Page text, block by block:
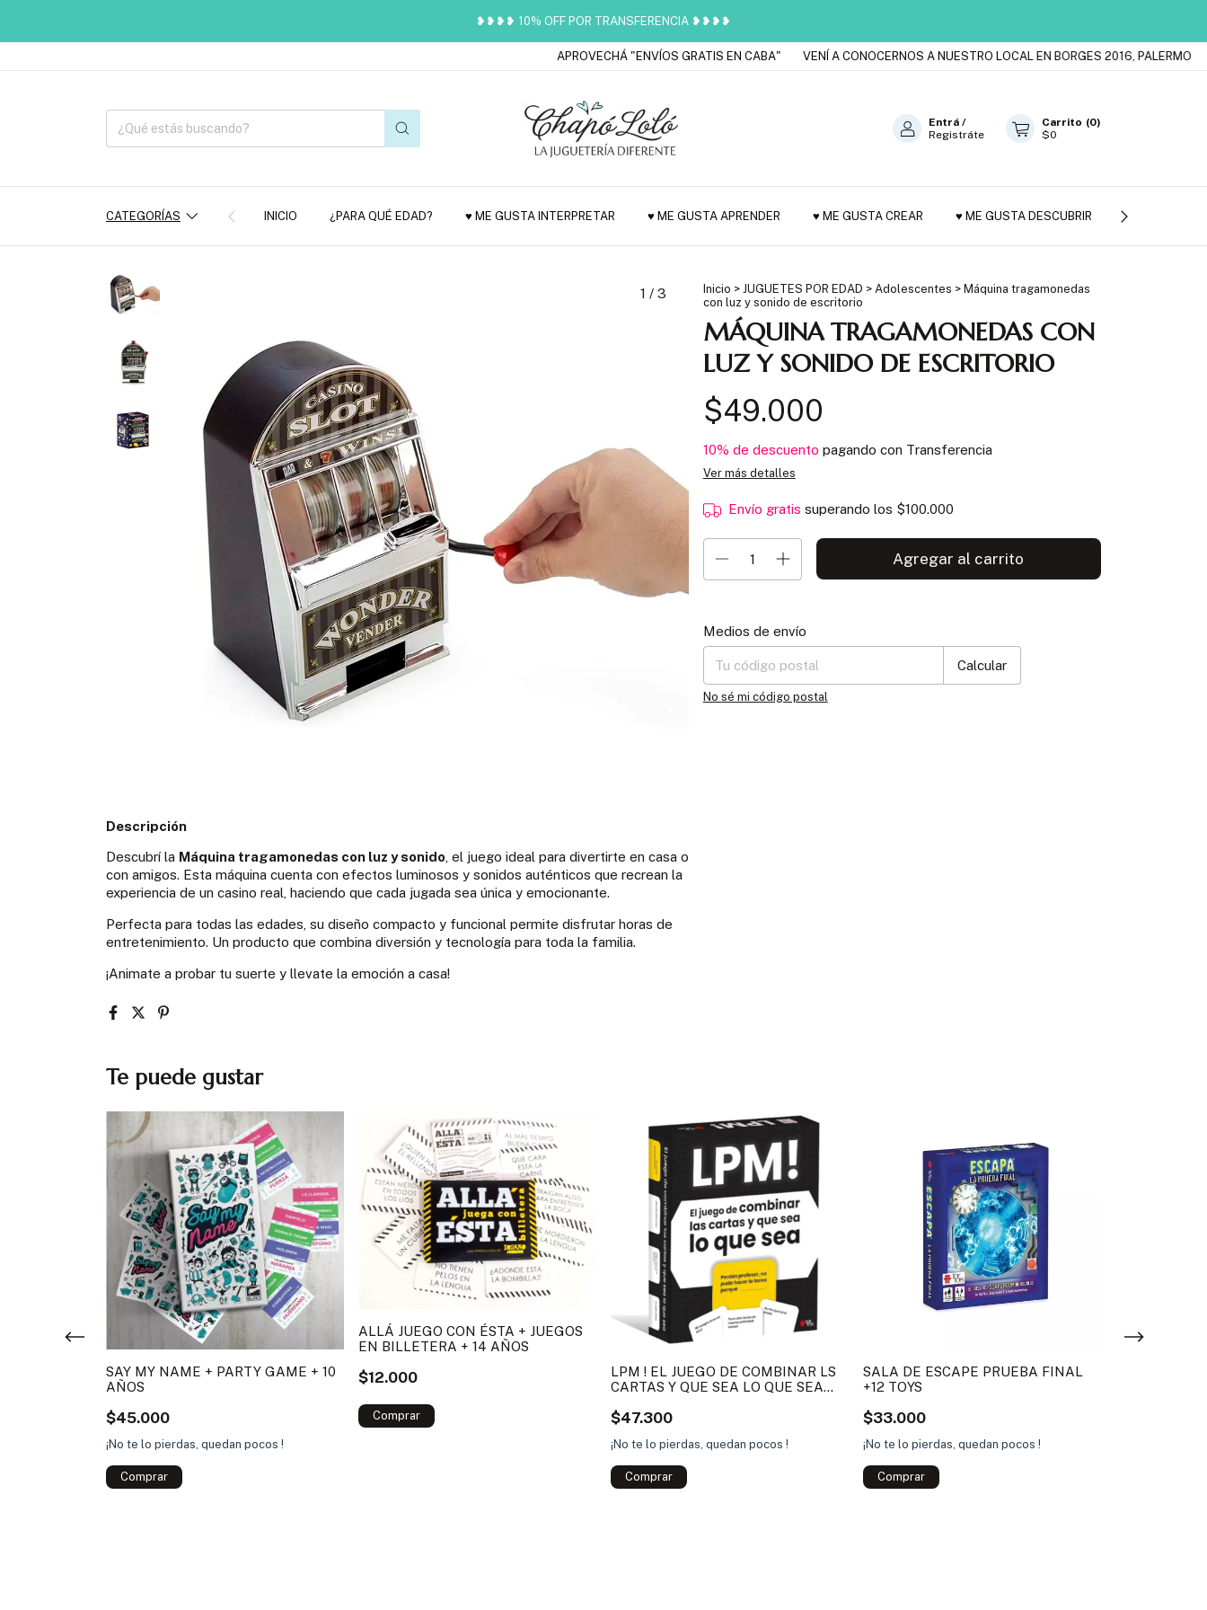
❥❥❥❥ 10% OFF POR TRANSFERENCIA ❥❥❥❥
APROVECHÁ "ENVÍOS GRATIS EN CABA" VENÍ A CONOCERNOS A NUESTRO LOCAL EN BORGES 2016, PALERMO
Entrá /
Registráte
Carrito (0)
$0
CATEGORÍAS INICIO ¿PARA QUÉ EDAD? ♥ ME GUSTA INTERPRETAR ♥ ME GUSTA APRENDER ♥ ME GUSTA CREAR ♥ ME GUSTA DESCUBRIR JUGUETES DE
1 / 3 Inicio > JUGUETES POR EDAD > Adolescentes > Máquina tragamonedas
con luz y sonido de escritorio
MÁQUINA TRAGAMONEDAS CON
LUZ Y SONIDO DE ESCRITORIO
$49.000
10% de descuento pagando con Transferencia
Ver más detalles
Envío gratis superando los $100.000
Entregas para el CP:
Medios de envío
Calcular
No sé mi código postal
Descripción
Descubrí la Máquina tragamonedas con luz y sonido , el juego ideal para divertirte en casa o
con amigos. Esta máquina cuenta con efectos luminosos y sonidos auténticos que recrean la
experiencia de un casino real, haciendo que cada jugada sea única y emocionante.
Perfecta para todas las edades, su diseño compacto y funcional permite disfrutar horas de
entretenimiento. Un producto que combina diversión y tecnología para toda la familia.
¡Animate a probar tu suerte y llevate la emoción a casa!
Te puede gustar
SAY MY NAME + PARTY GAME + 10
AÑOS
$45.000
¡No te lo pierdas, quedan pocos !
ALLÁ JUEGO CON ÉSTA + JUEGOS
EN BILLETERA + 14 AÑOS
$12.000
LPM ! EL JUEGO DE COMBINAR LS
CARTAS Y QUE SEA LO QUE SEA
$47.300
¡No te lo pierdas, quedan pocos !
SALA DE ESCAPE PRUEBA FINAL
+12 TOYS
$33.000
¡No te lo pierdas, quedan pocos !